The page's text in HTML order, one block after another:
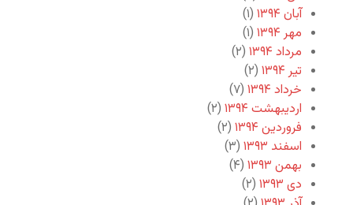
آبان ۱۳۹۴
(۱)
مهر ۱۳۹۴
(۱)
مرداد ۱۳۹۴
(۲)
تیر ۱۳۹۴
(۲)
خرداد ۱۳۹۴
(۷)
اردیبهشت ۱۳۹۴
(۲)
فروردین ۱۳۹۴
(۲)
اسفند ۱۳۹۳
(۳)
بهمن ۱۳۹۳
(۴)
دی ۱۳۹۳
(۲)